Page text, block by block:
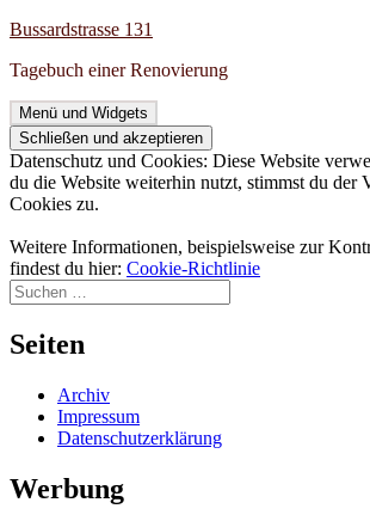
Zum
springen
Bussardstrasse 131
Tagebuch einer Renovierung
Menü und Widgets
Datenschutz und Cookies: Diese Website
du die Website weiterhin nutzt, stimmst du der
Cookies zu.
Weitere Informationen, beispielsweise zur
findest du hier: Cookie-Richtlinie
Suchen
nach:
Seiten
Archiv
Impressum
Datenschutzerklärung
Werbung